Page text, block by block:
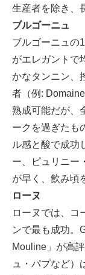
生産者を除き、
ブルゴーニュ
ブルゴーニュの
がエレガントで
かなタンニン、
者（例:
熟成可能だが、
ークを過ぎたも
ル感と酸で成功
ー、ピュリニー
が早く、飲み頃
ローヌ
ローヌでは、コ
ンで最も成功。
Mouline」が高
ュ・パプなど）